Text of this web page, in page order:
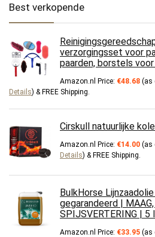
Best verkopende
verzorgingsset voor
paarden, borstels
Amazon.nl Price: €48.68 (as
Details) & FREE Shipping
Cirskull natuurlijke
Amazon.nl Price: €14.00 (as
Details) & FREE Shipping
BulkHorse
gegarandeerd |
SPIJSVERTERING | 5
Amazon.nl Price: €33.95 (as